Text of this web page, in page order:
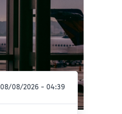
08/08/2026 - 04:39